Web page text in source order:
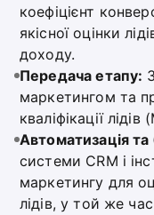
коефіцієнт
якісної оцінки
доходу.
Передача етапу:
маркетингом та
кваліфікації
Автоматизація та
системи CRM і
маркетингу для
лідів, у той же